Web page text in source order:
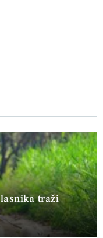
traži